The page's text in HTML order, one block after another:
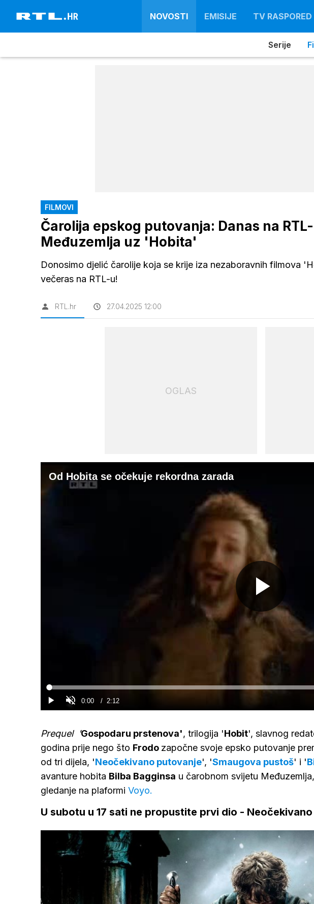
NOVOSTI EMISIJE TV RASPORED
Serije
FILMOVI
Čarolija epskog putovanja: Danas na
Međuzemlja uz 'Hobita'
Donosimo djelić čarolije koja se krije iza nezaboravnih filmova
večeras na RTL-u!
RTL.hr 27.04.2025 12:00
OGLAS
Od Hobita se očekuje rekordna zarada
Gledaj
GledajUpali
zvuk
Current
0:00 / Duration
2:12
Loaded:
0%
Prequel 'Gospodaru prstenova', trilogija 'Hobit', slavnog
godina prije nego što Frodo započne svoje epsko putovanje
od tri dijela, 'Neočekivano putovanje', 'Smaugova pustoš' i '
avanture hobita Bilba Bagginsa u čarobnom svijetu
gledanje na plaformi Voyo.
U subotu u 17 sati ne propustite prvi dio -